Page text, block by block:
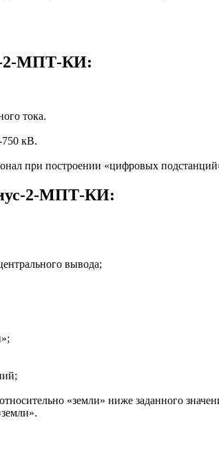
2-МПТ-КИ:
тока.
750 кВ.
при построении «цифровых
2-МПТ-КИ:
вывода;
«земли» ниже заданного